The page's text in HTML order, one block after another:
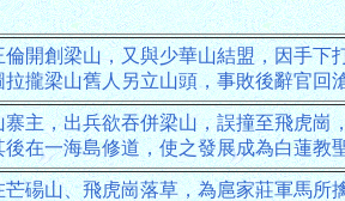
倫開創梁山，又與少華山結盟，因手下
拉攏梁山舊人另立山頭，事敗後辭官回
寨主，出兵欲吞併梁山，誤撞至飛虎崗
後在一海島修道，使之發展成為白蓮教
芒碭山、飛虎崗落草，為扈家莊軍馬所